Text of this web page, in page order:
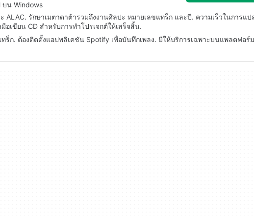
บน Windows
ะ ALAC. รักษาเมตาดาต้ารวมถึงงานศิลปะ หมายเลขแทร็ก และปี. ความเร็วในการแป
อเขียน CD สำหรับการทำโปรเจกต์ให้เสร็จสิ้น.
ร็ก. ต้องติดตั้งแอปพลิเคชัน Spotify เพื่อบันทึกเพลง. มีให้บริการเฉพาะบนแพลตฟอร์